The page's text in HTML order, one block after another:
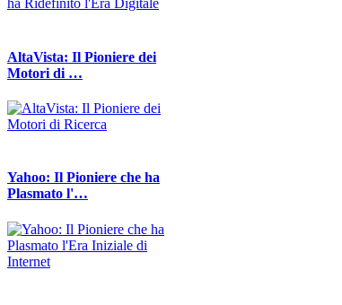
AltaVista: Il Pioniere dei
Motori di …
Yahoo: Il Pioniere che ha
Plasmato l'…